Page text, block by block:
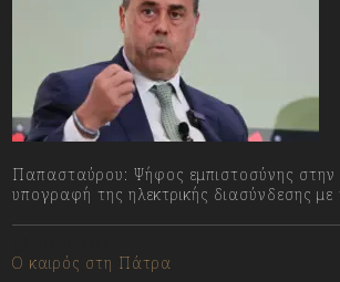
Παπασταύρου: Ψήφος εμπιστοσύνης
υπογραφή της ηλεκτρικής διασύνδεσης
Ο καιρός στη Πάτρα